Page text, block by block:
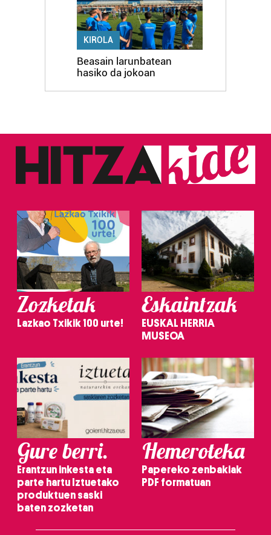
KIROLA
Beasain larunbatean
hasiko da jokoan
Zozketak
Lazkao Txikik 100 urte!
Eskaintzak
EUSKAL HERRIA
MUSEOA
Gure berri.
Erantzun inkesta eta
parte hartu Iztuetako
produktuen saski
baten zozketan
Hemeroteka
Papereko zenbakiak
PDF formatuan